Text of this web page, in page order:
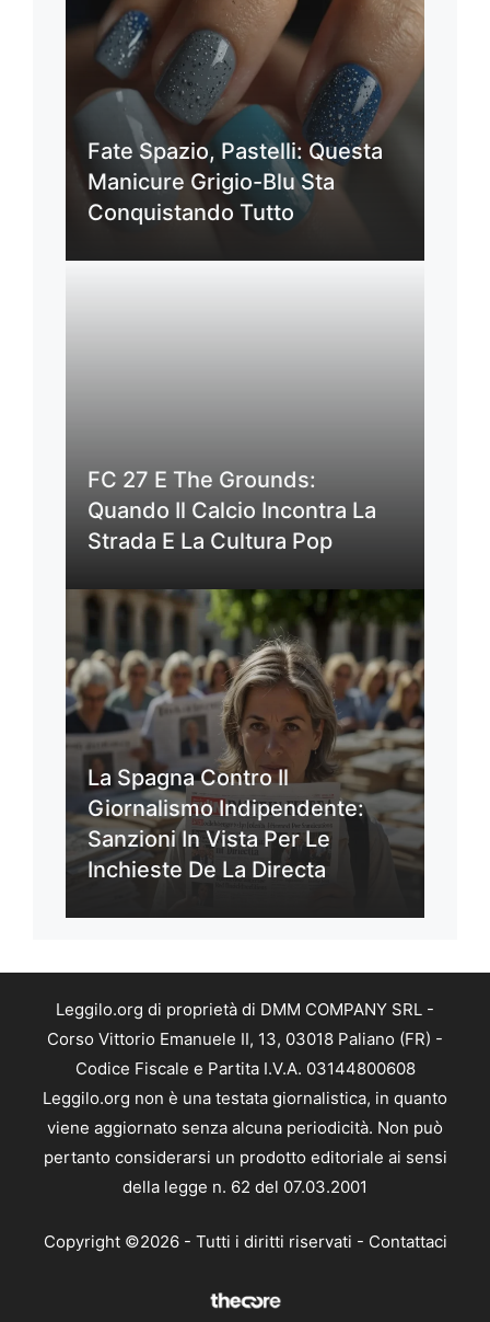
Fate Spazio, Pastelli: Questa
Manicure Grigio-Blu Sta
Conquistando Tutto
FC 27 E The Grounds:
Quando Il Calcio Incontra La
Strada E La Cultura Pop
La Spagna Contro Il
Giornalismo Indipendente:
Sanzioni In Vista Per Le
Inchieste De La Directa
Leggilo.org di proprietà di DMM COMPANY SRL -
Corso Vittorio Emanuele II, 13, 03018 Paliano (FR) -
Codice Fiscale e Partita I.V.A. 03144800608
Leggilo.org non è una testata giornalistica, in quanto
viene aggiornato senza alcuna periodicità. Non può
pertanto considerarsi un prodotto editoriale ai sensi
della legge n. 62 del 07.03.2001
Copyright ©2026 - Tutti i diritti riservati - Contattaci